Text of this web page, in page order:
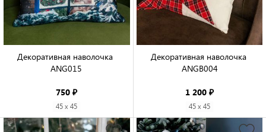
Декоративная наволочка
ANG015
750 ₽
45 x 45
Декоративная наволочка
ANGB004
1 200 ₽
45 x 45